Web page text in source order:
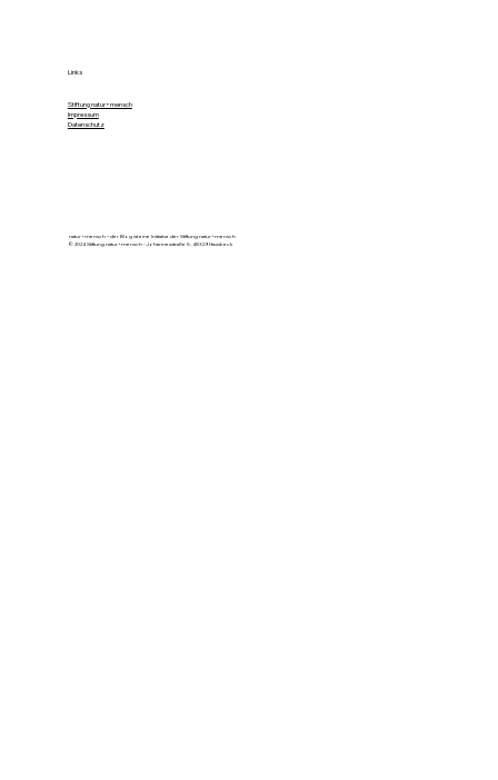
Links
Stiftung natur+mensch
Impressum
Datenschutz
natur+mensch – der Blog ist eine Initiative der Stiftung natur+mensch
© 2024 Stiftung natur+mensch - Johannesstraße 5, 48329 Havixbeck